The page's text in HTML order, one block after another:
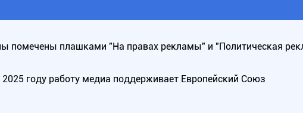
помечены плашками "На правах рекламы" и "Политическая
2025 году работу медиа поддерживает Европейский Союз